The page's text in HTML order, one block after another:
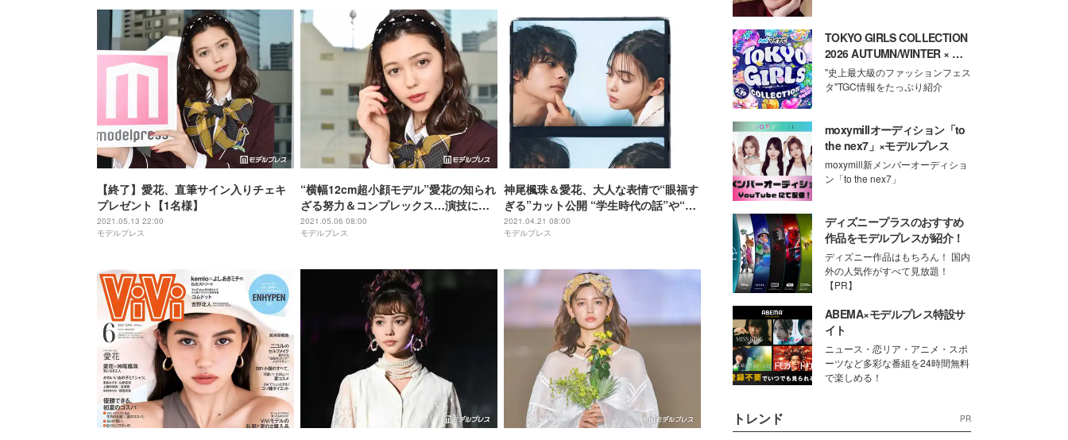
【終了】愛花、直筆サイン入りチェキ
プレゼント【1名様】
2021.05.13 22:00
モデルプレス
“横幅12cm超小顔モデル”愛花の知られ
ざる努力＆コンプレックス…演技にも
初挑戦「1番の劣等感がありました」＜
「ブラックシンデレラ」インタビュー
2021.05.06 08:00
モデルプレス
神尾楓珠＆愛花、大人な表情で“眼福す
ぎる”カット公開 “学生時代の話”や“好
きな人”まで深掘り
2021.04.21 08:00
モデルプレス
TOKYO GIRLS COLLECTION
2026 AUTUMN/WINTER × モ
デルプレス
"史上最大級のファッションフェス
タ"TGC情報をたっぷり紹介
moxymillオーディション「to
the nex7」×モデルプレス
moxymill新メンバーオーディショ
ン「to the nex7」
ディズニープラスのおすすめ
作品をモデルプレスが紹介！
ディズニー作品はもちろん！ 国内
外の人気作がすべて見放題！
【PR】
ABEMA×モデルプレス特設サ
イト
ニュース・恋リア・アニメ・スポ
ーツなど多彩な番組を24時間無料
で楽しめる！
トレンド PR